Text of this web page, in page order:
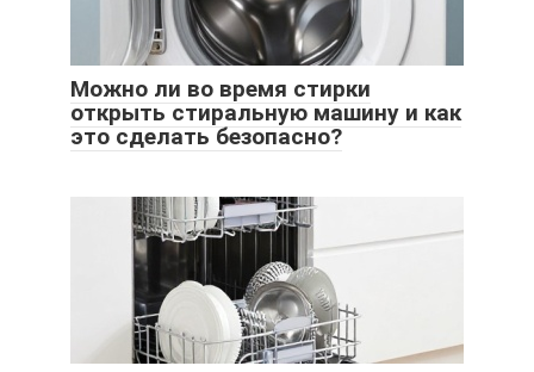
Можно ли во время стирки
открыть стиральную машину и как
это сделать безопасно?